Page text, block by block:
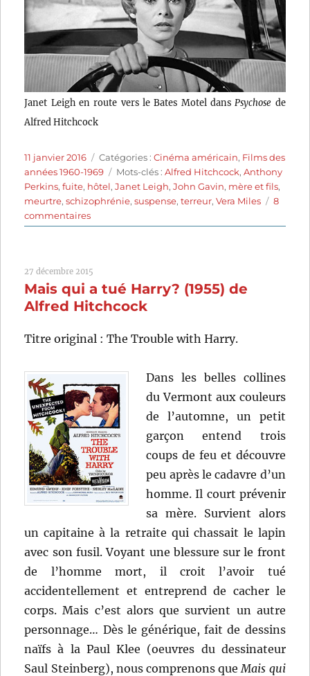
Janet Leigh en route vers le Bates Motel dans Psychose de
Alfred Hitchcock
Publié
le
11 janvier 2016 Catégories
Catégories :Cinéma américain, Films des
années 1960-1969
Étiquettes
Mots-clés :Alfred Hitchcock,Anthony
Perkins,fuite, hôtel,Janet Leigh,John Gavin, mère et fils,
meurtre,schizophrénie,suspense,terreur,Vera Miles
8
commentairessur
Psychose
Alfred
Hitchcock
27 décembre 2015
Mais qui a tué Harry? (1955) de
Alfred Hitchcock
Titre original : The Trouble with Harry.
Dans les belles collines
du Vermont aux couleurs
de l’automne, un petit
garçon entend trois
coups de feu et découvre
peu après le cadavre d’un
homme. Il court prévenir
sa mère. Survient alors
un capitaine à la retraite qui chassait le lapin
avec son fusil. Voyant une blessure sur le front
de l’homme mort, il croit l’avoir tué
accidentellement et entreprend de cacher le
corps. Mais c’est alors que survient un autre
personnage… Dès le générique, fait de dessins
naïfs à la Paul Klee (oeuvres du dessinateur
Saul Steinberg), nous comprenons que Mais qui